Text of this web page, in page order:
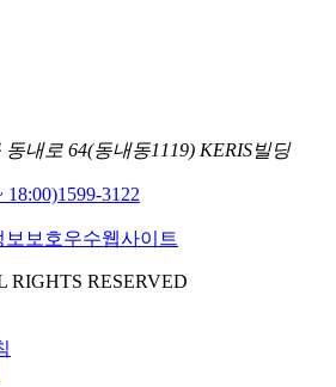
내로 64(동내동1119) KERIS빌딩
18:00)1599-3122
RIGHTS RESERVED